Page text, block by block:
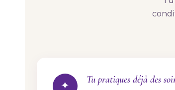
✦ Tu pratiques déjà des